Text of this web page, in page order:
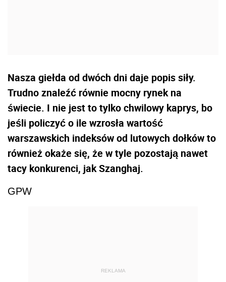
Nasza giełda od dwóch dni daje popis siły.
Trudno znaleźć równie mocny rynek na
świecie. I nie jest to tylko chwilowy kaprys, bo
jeśli policzyć o ile wzrosła wartość
warszawskich indeksów od lutowych dołków to
również okaże się, że w tyle pozostają nawet
tacy konkurenci, jak Szanghaj.
GPW
REKLAMA